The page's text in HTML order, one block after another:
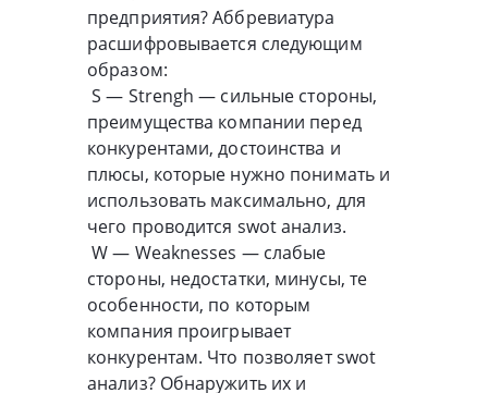
предприятия? Аббревиатура
расшифровывается следующим
образом:
S — Strengh — сильные стороны,
преимущества компании перед
конкурентами, достоинства и
плюсы, которые нужно понимать и
использовать максимально, для
чего проводится swot анализ.
W — Weaknesses — слабые
стороны, недостатки, минусы, те
особенности, по которым
компания проигрывает
конкурентам. Что позволяет swot
анализ? Обнаружить их и